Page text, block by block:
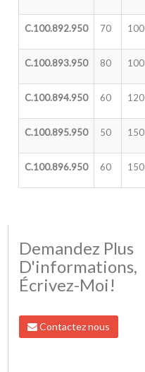
C.100.892.950 70 100
C.100.893.950 80 100
C.100.894.950 60 120
C.100.895.950 50 150
C.100.896.950 60 150
Demandez Plus
D'informations,
Écrivez-Moi!
Contactez nous